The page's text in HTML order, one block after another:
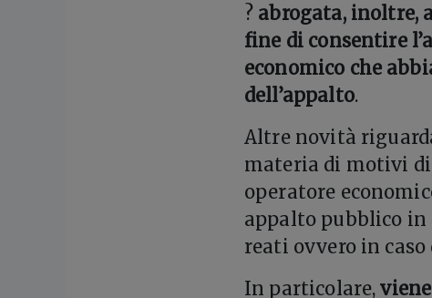
? abrogata, inoltre,
fine di consentire
economico che
dell’appalto.
Altre novità
materia di motivi di
operatore
appalto pubblico
reati ovvero in
In particolare,